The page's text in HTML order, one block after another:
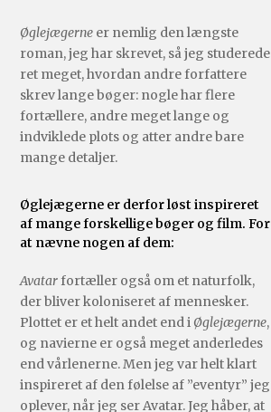
Øglejægerne er nemlig den længste
roman, jeg har skrevet, så jeg studerede
ret meget, hvordan andre forfattere
skrev lange bøger: nogle har flere
fortællere, andre meget lange og
indviklede plots og atter andre bare
mange detaljer.
Øglejægerne er derfor løst inspireret
af mange forskellige bøger og film. For
at nævne nogen af dem:
Avatarfortæller også om et naturfolk,
der bliver koloniseret af mennesker.
Plottet er et helt andet end i Øglejægerne,
og navierne er også meget anderledes
end vårlenerne. Men jeg var helt klart
inspireret af den følelse af ”eventyr” jeg
oplever, når jeg ser Avatar. Jeg håber, at